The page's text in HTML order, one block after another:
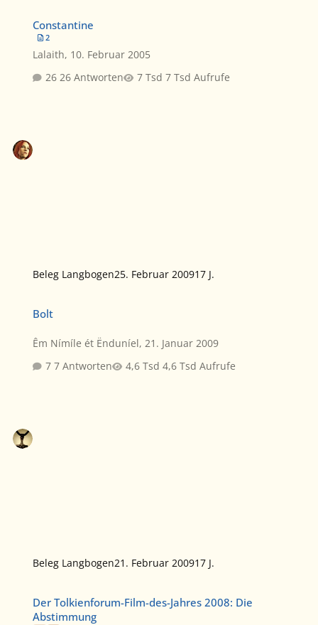
Constantine
2
Lalaith, 10. Februar 2005
26 Antworten
7 Tsd Aufrufe
Beleg Langbogen25. Februar 200917 J.
Bolt
Êm Nímíle ét Ënduníel,21. Januar 2009
7 Antworten
4,6 Tsd Aufrufe
Beleg Langbogen21. Februar 200917 J.
Der Tolkienforum-Film-des-Jahres 2008: Die
Abstimmung